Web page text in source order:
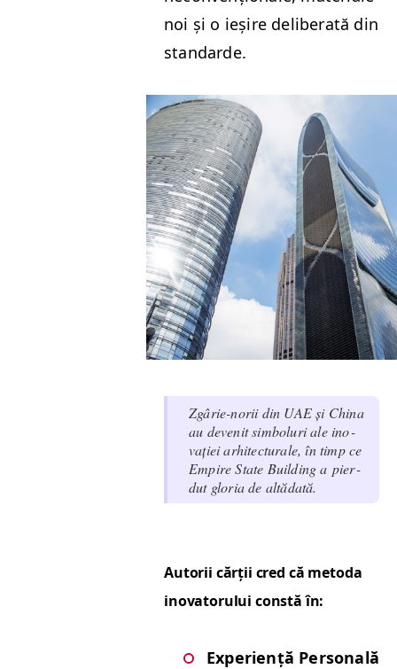
noi și o ieșire delib­er­ată din
standarde.
Zgârie-norii din UAEși Chi­na
au devenit sim­boluri ale ino­
vației arhi­tec­turale, în timp ce
Empire State Build­ing a pier­
dut glo­ria de altădată.
Autorii cărții cred că meto­da
ino­va­toru­lui con­stă în:
Expe­riență Per­son­ală